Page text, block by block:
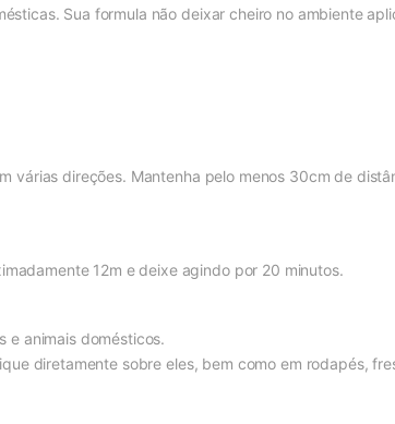
Sua formula não deixar cheiro no ambiente
várias direções. Mantenha pelo menos 30cm de
12m e deixe agindo por 20 minutos.
e animais domésticos.
diretamente sobre eles, bem como em rodapés,